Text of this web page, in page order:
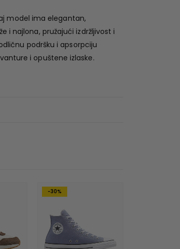
model ima elegantan,
i najlona, pružajući izdržljivost i
podršku i apsorpciju
i opuštene izlaske.
-30%